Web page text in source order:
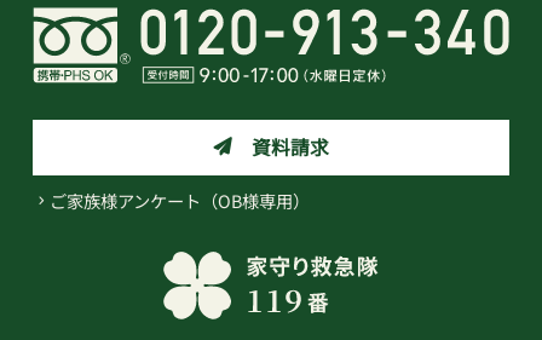
資料請求
ご家族様アンケート（OB様専用）